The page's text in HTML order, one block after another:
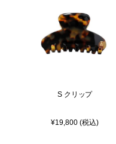
S クリップ
¥19,800 (税込)